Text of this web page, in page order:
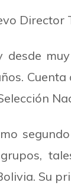
Director
Su